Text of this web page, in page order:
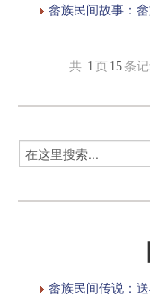
畲族民间故事：
共 1 页 15 条
畲族民间传说：